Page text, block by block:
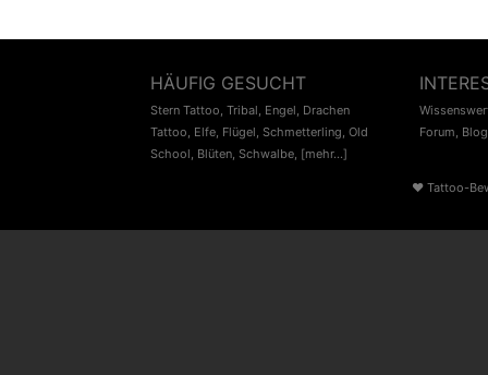
HÄUFIG GESUCHT
Stern Tattoo, Tribal, Engel, Drachen
Tattoo, Elfe, Flügel, Schmetterling, Old
School, Blüten, Schwalbe, [mehr...]
Forum, Blog
♥ Tattoo-